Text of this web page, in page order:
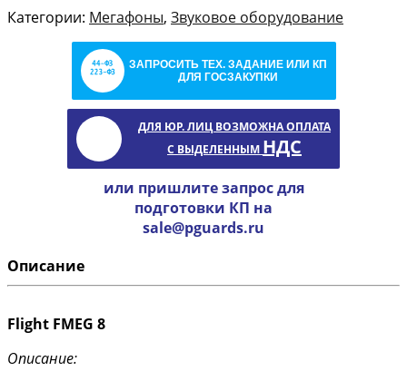
Категории: Мегафоны, Звуковое оборудование
ЗАПРОСИТЬ ТЕХ. ЗАДАНИЕ ИЛИ КП
ДЛЯ ГОСЗАКУПКИ
ДЛЯ ЮР. ЛИЦ ВОЗМОЖНА ОПЛАТА
С ВЫДЕЛЕННЫМ НДС
или пришлите запрос для
подготовки КП на
sale@pguards.ru
Описание
Flight FMEG 8
Описание: